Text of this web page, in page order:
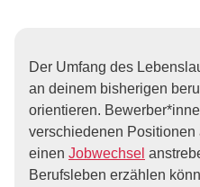
Der Umfang des
an deinem bisherigen
orientieren.
verschiedenen Positionen
einen Jobwechsel
Berufsleben erzählen